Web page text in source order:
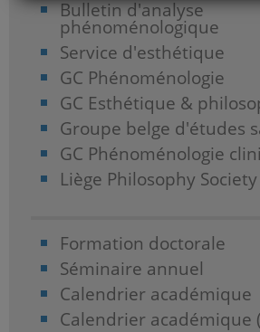
Bulletin d'analyse
phénoménologique
Service d'esthétique
GC Phénoménologie
GC Esthétique &
Groupe belge d'études
GC Phénoménologie
Liège Philosophy Society
Formation doctorale
Séminaire annuel
Calendrier académique
Calendrier académique